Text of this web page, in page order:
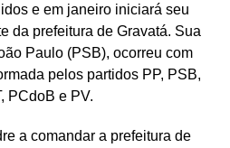
e em janeiro iniciará seu
da prefeitura de Gravatá. Sua
Paulo (PSB), ocorreu com
pelos partidos PP, PSB,
PCdoB e PV.
a comandar a prefeitura de